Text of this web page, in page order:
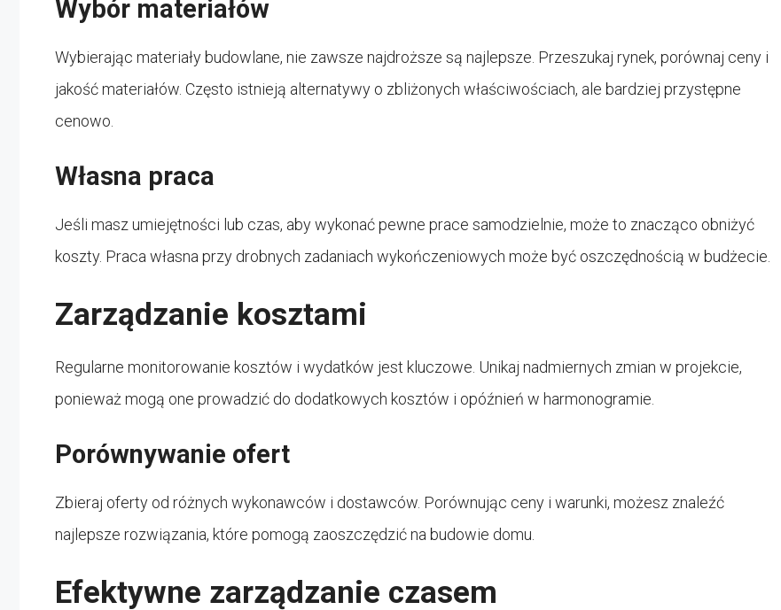
Wybór materiałów
Wybierając materiały budowlane, nie zawsze najdroższe są najlepsze. Przeszukaj rynek, porównaj ceny i
jakość materiałów. Często istnieją alternatywy o zbliżonych właściwościach, ale bardziej przystępne
cenowo.
Własna praca
Jeśli masz umiejętności lub czas, aby wykonać pewne prace samodzielnie, może to znacząco obniżyć
koszty. Praca własna przy drobnych zadaniach wykończeniowych może być oszczędnością w budżecie.
Zarządzanie kosztami
Regularne monitorowanie kosztów i wydatków jest kluczowe. Unikaj nadmiernych zmian w projekcie,
ponieważ mogą one prowadzić do dodatkowych kosztów i opóźnień w harmonogramie.
Porównywanie ofert
Zbieraj oferty od różnych wykonawców i dostawców. Porównując ceny i warunki, możesz znaleźć
najlepsze rozwiązania, które pomogą zaoszczędzić na budowie domu.
Efektywne zarządzanie czasem